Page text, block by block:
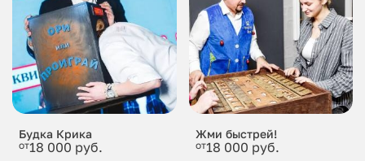
Будка Крика
от18 000 руб.
Жми быстрей!
от18 000 руб.